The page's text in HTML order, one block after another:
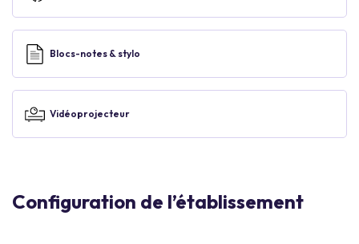
Blocs-notes & stylo
Vidéoprojecteur
Configuration de l’établissement